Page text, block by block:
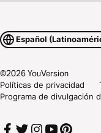
Español
©2026YouVersion
Políticas de privacidad
Programa de divulgación